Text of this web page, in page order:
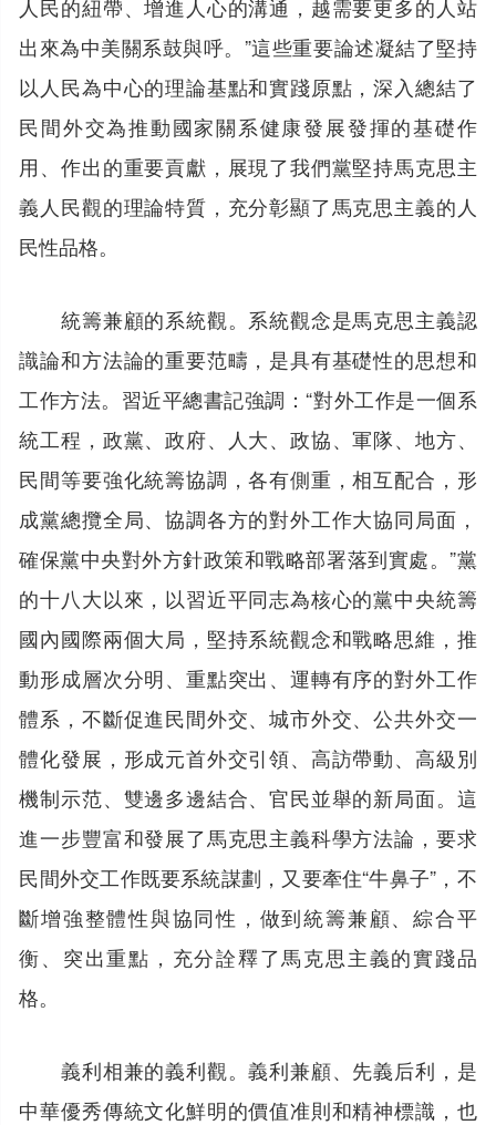
人民的紐帶、增進人心的溝通，越需要更多的人站
出來為中美關系鼓與呼。”這些重要論述凝結了堅持
以人民為中心的理論基點和實踐原點，深入總結了
民間外交為推動國家關系健康發展發揮的基礎作
用、作出的重要貢獻，展現了我們黨堅持馬克思主
義人民觀的理論特質，充分彰顯了馬克思主義的人
民性品格。
統籌兼顧的系統觀。系統觀念是馬克思主義認
識論和方法論的重要范疇，是具有基礎性的思想和
工作方法。習近平總書記強調：“對外工作是一個系
統工程，政黨、政府、人大、政協、軍隊、地方、
民間等要強化統籌協調，各有側重，相互配合，形
成黨總攬全局、協調各方的對外工作大協同局面，
確保黨中央對外方針政策和戰略部署落到實處。”黨
的十八大以來，以習近平同志為核心的黨中央統籌
國內國際兩個大局，堅持系統觀念和戰略思維，推
動形成層次分明、重點突出、運轉有序的對外工作
體系，不斷促進民間外交、城市外交、公共外交一
體化發展，形成元首外交引領、高訪帶動、高級別
機制示范、雙邊多邊結合、官民並舉的新局面。這
進一步豐富和發展了馬克思主義科學方法論，要求
民間外交工作既要系統謀劃，又要牽住“牛鼻子”，不
斷增強整體性與協同性，做到統籌兼顧、綜合平
衡、突出重點，充分詮釋了馬克思主義的實踐品
格。
義利相兼的義利觀。義利兼顧、先義后利，是
中華優秀傳統文化鮮明的價值准則和精神標識，也